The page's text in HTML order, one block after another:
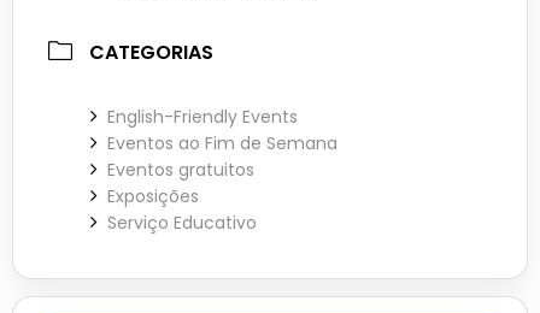
CATEGORIAS
English-Friendly Events
Eventos ao Fim de Semana
Eventos gratuitos
Exposições
Serviço Educativo